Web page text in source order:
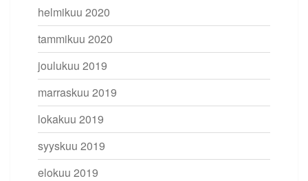
helmikuu 2020
tammikuu 2020
joulukuu 2019
marraskuu 2019
lokakuu 2019
syyskuu 2019
elokuu 2019